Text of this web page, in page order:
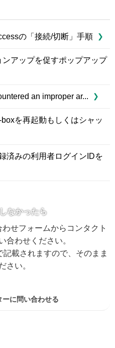
の「接続/切断」手順
アップを促すポップアップ
an improper ar...
を再起動もしくはシャッ
済みの利用者ログインIDを
なかったら
せフォームからコンタクト
合わせください。
載されますので、そのまま
さい。
ーに問い合わせる